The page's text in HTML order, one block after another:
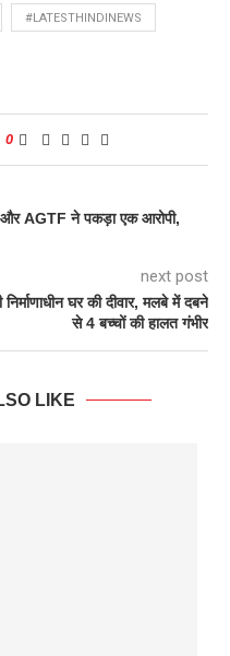
#LATESTHINDINEWS
0
AGTF ने पकड़ा एक आरोपी,
next post
घर की दीवार, मलबे में दबने
से 4 बच्चों की हालत गंभीर
LIKE